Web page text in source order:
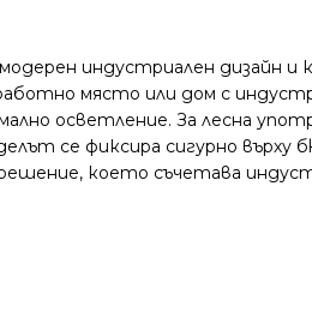
модерен индустриален
място или дом с
осветление. За лесна
се фиксира сигурно
което съчетава